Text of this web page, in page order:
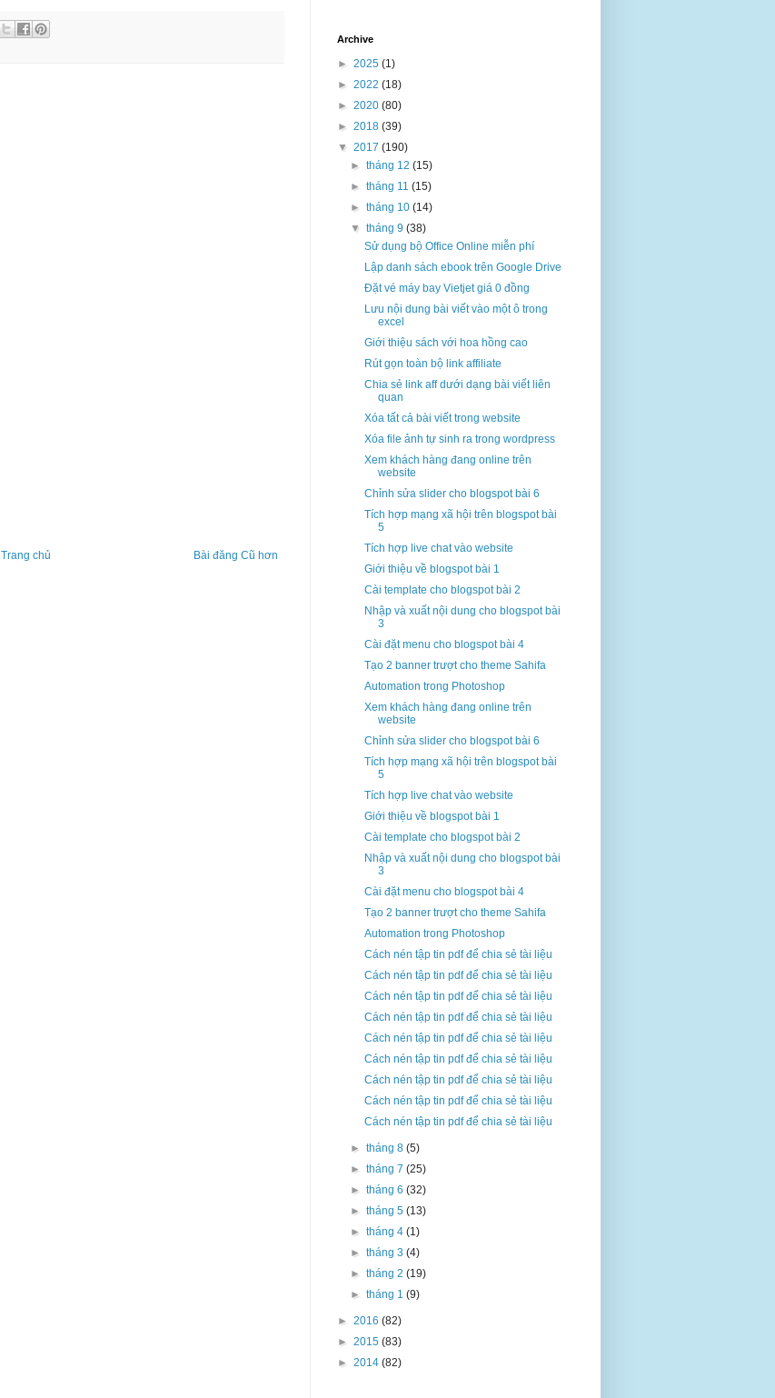
Bài đăng Cũ hơn
Trang chủ
Archive
► 2025 (1)
► 2022 (18)
► 2020 (80)
► 2018 (39)
▼ 2017 (190)
►tháng 12(15)
►tháng 11(15)
►tháng 10(14)
▼tháng 9(38)
Sử dụng bộ Office Online miễn phí
Lập danh sách ebook trên Google Drive
Đặt vé máy bay Vietjet giá 0 đồng
Lưu nội dung bài viết vào một ô trong
excel
Giới thiệu sách với hoa hồng cao
Rút gọn toàn bộ link affiliate
Chia sẻ link aff dưới dạng bài viết liên
quan
Xóa tất cả bài viết trong website
Xóa file ảnh tự sinh ra trong wordpress
Xem khách hàng đang online trên
website
Chỉnh sửa slider cho blogspot bài 6
Tích hợp mạng xã hội trên blogspot bài
5
Tích hợp live chat vào website
Giới thiệu về blogspot bài 1
Cài template cho blogspot bài 2
Nhập và xuất nội dung cho blogspot bài
3
Cài đặt menu cho blogspot bài 4
Tạo 2 banner trượt cho theme Sahifa
Automation trong Photoshop
Xem khách hàng đang online trên
website
Chỉnh sửa slider cho blogspot bài 6
Tích hợp mạng xã hội trên blogspot bài
5
Tích hợp live chat vào website
Giới thiệu về blogspot bài 1
Cài template cho blogspot bài 2
Nhập và xuất nội dung cho blogspot bài
3
Cài đặt menu cho blogspot bài 4
Tạo 2 banner trượt cho theme Sahifa
Automation trong Photoshop
Cách nén tập tin pdf để chia sẻ tài liệu
Cách nén tập tin pdf để chia sẻ tài liệu
Cách nén tập tin pdf để chia sẻ tài liệu
Cách nén tập tin pdf để chia sẻ tài liệu
Cách nén tập tin pdf để chia sẻ tài liệu
Cách nén tập tin pdf để chia sẻ tài liệu
Cách nén tập tin pdf để chia sẻ tài liệu
Cách nén tập tin pdf để chia sẻ tài liệu
Cách nén tập tin pdf để chia sẻ tài liệu
►tháng 8(5)
►tháng 7(25)
►tháng 6(32)
►tháng 5(13)
►tháng 4(1)
►tháng 3(4)
►tháng 2(19)
►tháng 1(9)
► 2016 (82)
► 2015 (83)
► 2014 (82)